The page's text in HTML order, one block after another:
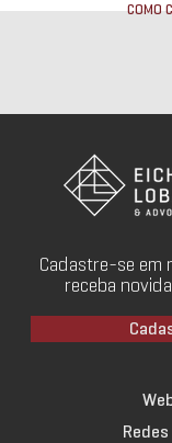
COMO
Cadastre-se em
receba